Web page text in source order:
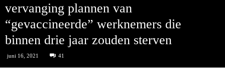
vervanging plannen van
“gevaccineerde” werknemers die
binnen drie jaar zouden sterven
juni 16, 2021 41